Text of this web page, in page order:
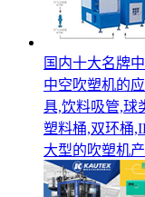
国内十大名牌
中空吹塑机的
具,饮料吸管,球
塑料桶,双环桶
大型的吹塑机